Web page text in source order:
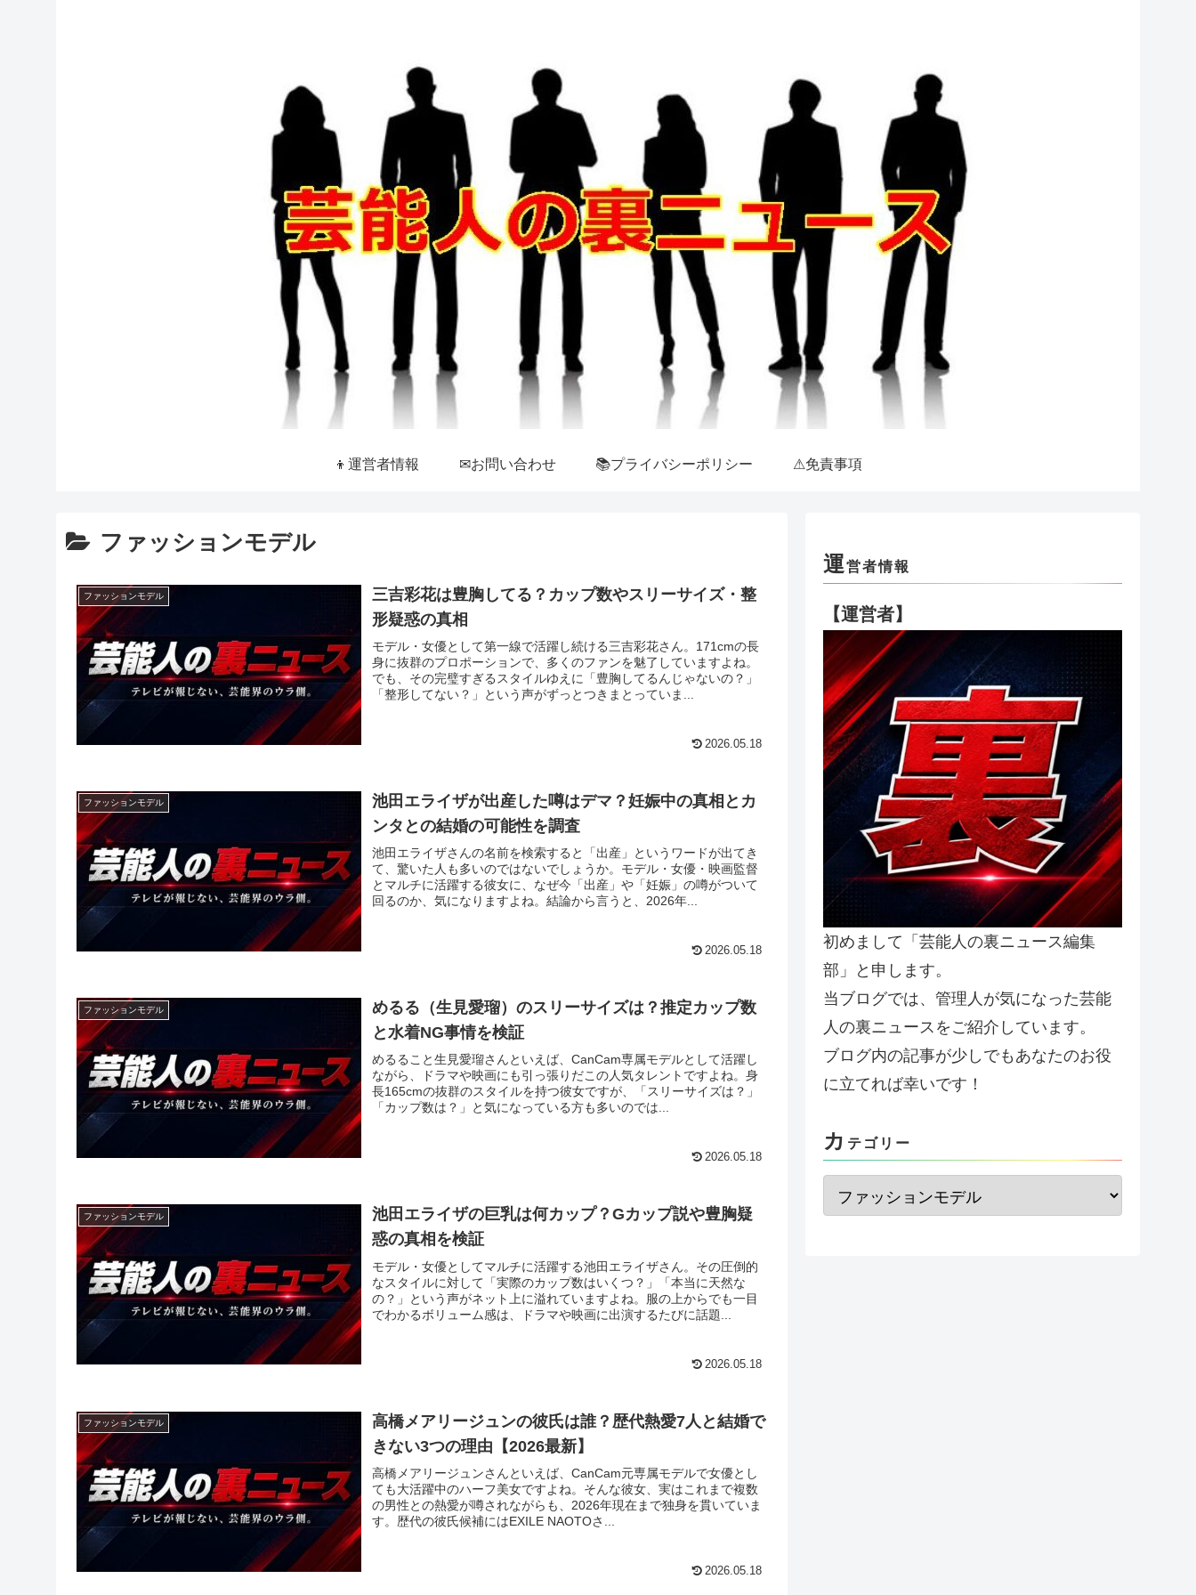
👦運営者情報 ✉お問い合わせ 📚プライバシーポリシー ⚠免責事項
ファッションモデル
ファッションモデル
三吉彩花は豊胸してる？カップ数やスリーサイズ・整
形疑惑の真相
モデル・女優として第一線で活躍し続ける三吉彩花さん。171cmの長
身に抜群のプロポーションで、多くのファンを魅了していますよね。
でも、その完璧すぎるスタイルゆえに「豊胸してるんじゃないの？」
「整形してない？」という声がずっとつきまとっていま...
2026.05.18
ファッションモデル
池田エライザが出産した噂はデマ？妊娠中の真相とカ
ンタとの結婚の可能性を調査
池田エライザさんの名前を検索すると「出産」というワードが出てき
て、驚いた人も多いのではないでしょうか。モデル・女優・映画監督
とマルチに活躍する彼女に、なぜ今「出産」や「妊娠」の噂がついて
回るのか、気になりますよね。結論から言うと、2026年...
2026.05.18
ファッションモデル
めるる（生見愛瑠）のスリーサイズは？推定カップ数
と水着NG事情を検証
めるること生見愛瑠さんといえば、CanCam専属モデルとして活躍し
ながら、ドラマや映画にも引っ張りだこの人気タレントですよね。身
長165cmの抜群のスタイルを持つ彼女ですが、「スリーサイズは？」
「カップ数は？」と気になっている方も多いのでは...
2026.05.18
ファッションモデル
池田エライザの巨乳は何カップ？Gカップ説や豊胸疑
惑の真相を検証
モデル・女優としてマルチに活躍する池田エライザさん。その圧倒的
なスタイルに対して「実際のカップ数はいくつ？」「本当に天然な
の？」という声がネット上に溢れていますよね。服の上からでも一目
でわかるボリューム感は、ドラマや映画に出演するたびに話題...
2026.05.18
ファッションモデル
高橋メアリージュンの彼氏は誰？歴代熱愛7人と結婚で
きない3つの理由【2026最新】
高橋メアリージュンさんといえば、CanCam元専属モデルで女優とし
ても大活躍中のハーフ美女ですよね。そんな彼女、実はこれまで複数
の男性との熱愛が噂されながらも、2026年現在まで独身を貫いていま
す。歴代の彼氏候補にはEXILE NAOTOさ...
2026.05.18
運営者情報
【運営者】
初めまして「芸能人の裏ニュース編集
部」と申します。
当ブログでは、管理人が気になった芸能
人の裏ニュースをご紹介しています。
ブログ内の記事が少しでもあなたのお役
に立てれば幸いです！
カ テゴリー